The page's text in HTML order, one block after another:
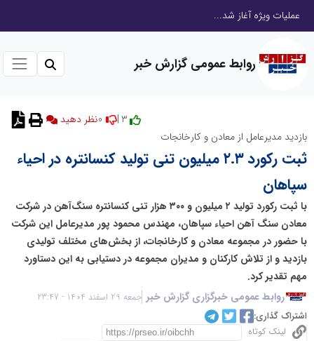
عملیات ویژه آغاز شد...
روابط عمومی گزارش خبر
3 |
بازدید مدیرعامل از معادن و کارخانجات
ثبت رکورد ۲.۳ میلیون تنی تولید کنسانتره در احیاء
سپاهان
با ثبت رکورد تولید ۲ میلیون و ۳۰۰ هزار تنی کنسانتره سنگ‌آهن در شرکت
معادن سنگ آهن احیاء سپاهان، مهندس محمود پور مدیرعامل این شرکت
با حضور در مجموعه معادن و کارخانجات، از بخش‌های مختلف تولیدی
بازدید و از تلاش کارکنان و مدیران مجموعه در دستیابی به این دستاورد
مهم تقدیر کرد.
روابط عمومی خبرگزاری گزارش خبر جمعه 29 اسفند 1404 - 23:47
اشتراک گذاری:
لینک کوتاه